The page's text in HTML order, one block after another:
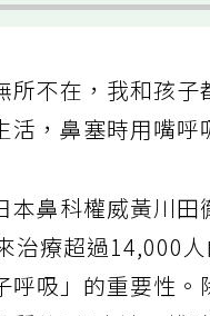
所不在，我和孩
活，鼻塞時用嘴呼
本鼻科權威黃川
治療超過14,000
呼吸」的重要性